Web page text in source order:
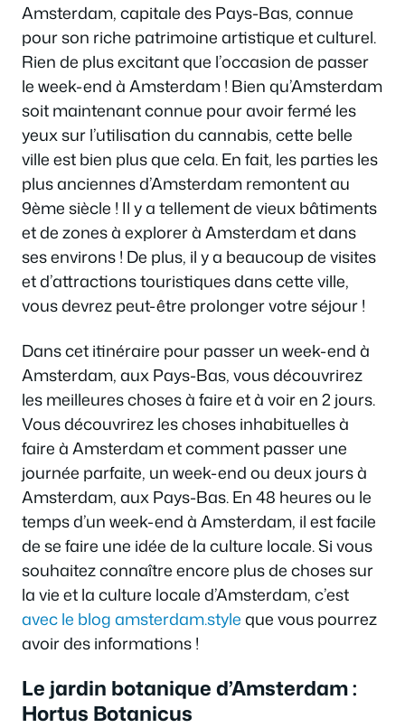
Amsterdam, capitale des Pays-Bas, connue
pour son riche patrimoine artistique et culturel.
Rien de plus excitant que l’occasion de passer
le week-end à Amsterdam ! Bien qu’Amsterdam
soit maintenant connue pour avoir fermé les
yeux sur l’utilisation du cannabis, cette belle
ville est bien plus que cela. En fait, les parties les
plus anciennes d’Amsterdam remontent au
9ème siècle ! Il y a tellement de vieux bâtiments
et de zones à explorer à Amsterdam et dans
ses environs ! De plus, il y a beaucoup de visites
et d’attractions touristiques dans cette ville,
vous devrez peut-être prolonger votre séjour !
Dans cet itinéraire pour passer un week-end à
Amsterdam, aux Pays-Bas, vous découvrirez
les meilleures choses à faire et à voir en 2 jours.
Vous découvrirez les choses inhabituelles à
faire à Amsterdam et comment passer une
journée parfaite, un week-end ou deux jours à
Amsterdam, aux Pays-Bas. En 48 heures ou le
temps d’un week-end à Amsterdam, il est facile
de se faire une idée de la culture locale. Si vous
souhaitez connaître encore plus de choses sur
la vie et la culture locale d’Amsterdam, c’est
avec le blog amsterdam.styleque vous pourrez
avoir des informations !
Le jardin botanique d’Amsterdam :
Hortus Botanicus